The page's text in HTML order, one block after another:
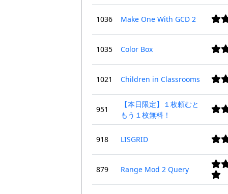
1036 Make One With GCD 2
1035 Color Box
1021 Children in Classrooms
951
【本日限定】１枚頼むと
もう１枚無料！
918 LISGRID
879 Range Mod 2 Query